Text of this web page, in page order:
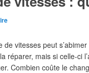
vitesses peut s’abimer
réparer, mais si celle-ci
Combien coûte le